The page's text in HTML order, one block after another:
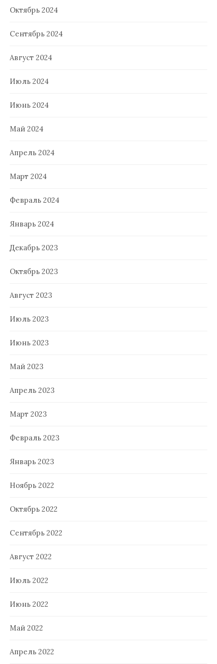
Октябрь 2024
Сентябрь 2024
Август 2024
Июль 2024
Июнь 2024
Май 2024
Апрель 2024
Март 2024
Февраль 2024
Январь 2024
Декабрь 2023
Октябрь 2023
Август 2023
Июль 2023
Июнь 2023
Май 2023
Апрель 2023
Март 2023
Февраль 2023
Январь 2023
Ноябрь 2022
Октябрь 2022
Сентябрь 2022
Август 2022
Июль 2022
Июнь 2022
Май 2022
Апрель 2022